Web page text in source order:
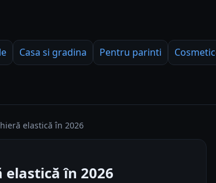
Casa si gradina Pentru parinti
elastică în 2026
în 2026